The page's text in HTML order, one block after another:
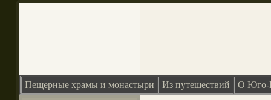
Пещерные храмы и монастыри Из путешествий О Юго-